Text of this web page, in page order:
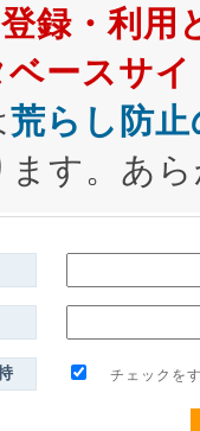
録・利用
ースサ
荒らし防
ます。あ
チェックをす